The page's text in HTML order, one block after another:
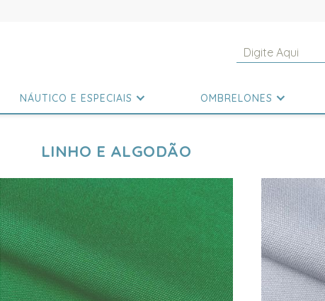
NÁUTICO E ESPECIAIS OMBRELONES
LINHO E ALGODÃO